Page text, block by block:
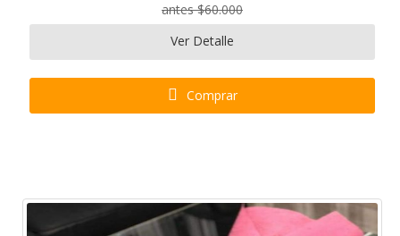
antes $60.000
Ver Detalle
Comprar